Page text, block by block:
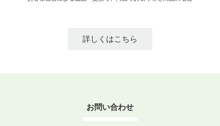
詳しくはこちら
お問い合わせ